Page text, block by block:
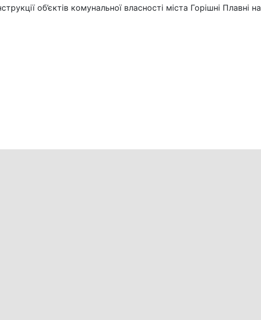
об’єктів комунальної власності міста Горішні Плавні на